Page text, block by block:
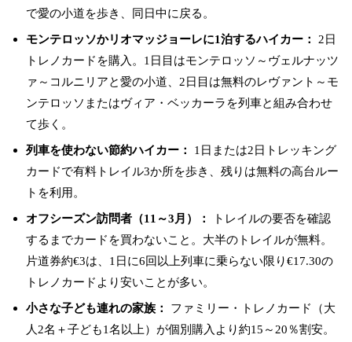
で愛の小道を歩き、同日中に戻る。
モンテロッソかリオマッジョーレに1泊するハイカー：
2日
トレノカードを購入。1日目はモンテロッソ～ヴェルナッツ
ァ～コルニリアと愛の小道、2日目は無料のレヴァント～モ
ンテロッソまたはヴィア・ベッカーラを列車と組み合わせ
て歩く。
列車を使わない節約ハイカー：
1日または2日トレッキング
カードで有料トレイル3か所を歩き、残りは無料の高台ルー
トを利用。
オフシーズン訪問者（11～3月）：
トレイルの要否を確認
するまでカードを買わないこと。大半のトレイルが無料。
片道券約€3は、1日に6回以上列車に乗らない限り€17.30の
トレノカードより安いことが多い。
小さな子ども連れの家族：
ファミリー・トレノカード（大
人2名＋子ども1名以上）が個別購入より約15～20％割安。